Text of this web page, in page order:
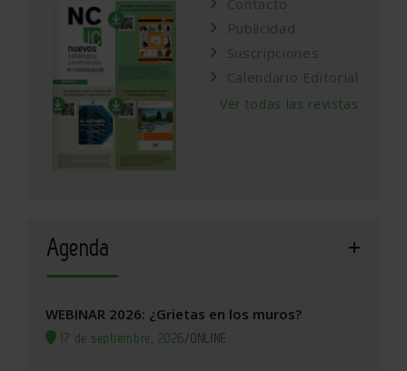
Publicidad
Suscripciones
Calendario Editorial
Ver todas las revistas
Agenda
WEBINAR 2026: ¿Grietas en los muros?
17 de septiembre, 2026/ONLINE